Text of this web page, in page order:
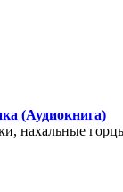
(Аудиокнига)
нахальные